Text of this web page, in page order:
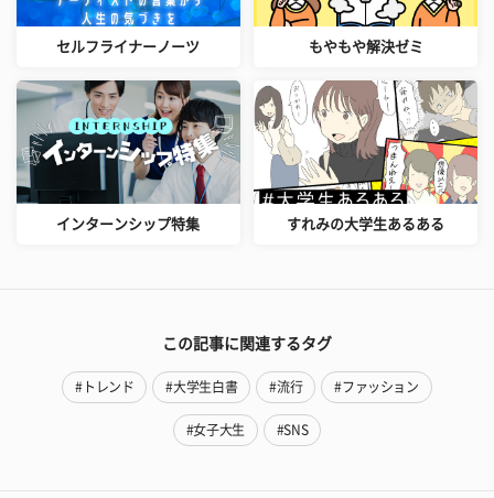
セルフライナーノーツ もやもや解決ゼミ
インターンシップ特集 すれみの大学生あるある
この記事に関連するタグ
#トレンド #大学生白書 #流行 #ファッション
#女子大生 #SNS